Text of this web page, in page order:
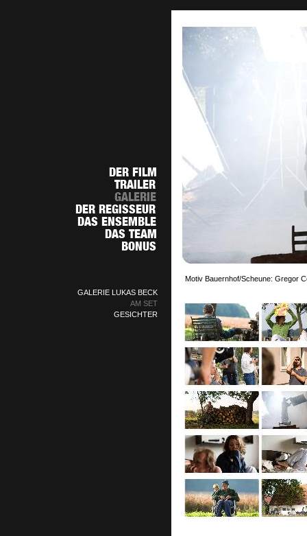
GALERIE LUKAS BECK
AM SET
GESICHTER
Motiv Bauernhof/Scheune: Gregor